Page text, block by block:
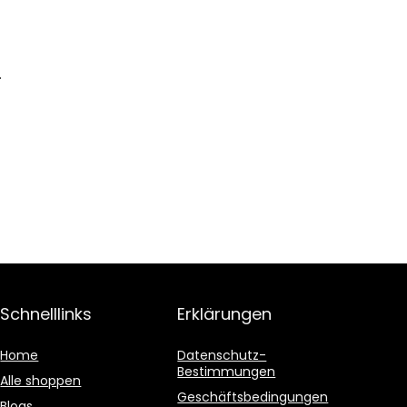
Schnelllinks
Home
Alle shoppen
Erklärungen
Datenschutz-
Bestimmungen
Geschäftsbedingungen